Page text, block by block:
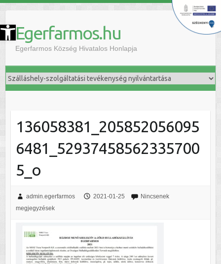
Eszköztár megnyitása Egerfarmos.hu
Egerfarmos Község Hivatalos Honlapja
136058381_205852056095
6481_52937458562335700
5_o
admin.egerfarmos 2021-01-25
Nincsenek
megjegyzések